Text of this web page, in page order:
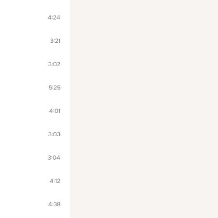
4:24
3:21
3:02
5:25
4:01
3:03
3:04
4:12
4:38